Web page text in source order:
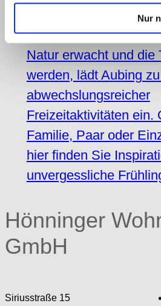
Nur
Besonders im
Natur erwacht und die
werden, lädt Aubing
abwechslungsreicher
Freizeitaktivitäten ein.
Familie, Paar oder
hier finden Sie
unvergessliche
Hönninger
GmbH
Siriusstraße 15